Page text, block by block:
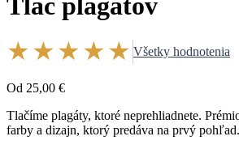
Tlač plagátov
★★★★★ Všetky hodnotenia
Od 25,00 €
Tlačíme plagáty, ktoré neprehliadnete.
farby a dizajn, ktorý predáva na prvý pohľad.